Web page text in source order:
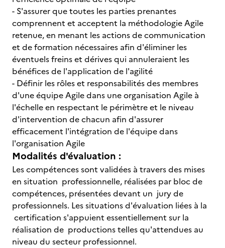
- S'assurer que toutes les parties prenantes
comprennent et acceptent la méthodologie Agile
retenue, en menant les actions de communication
et de formation nécessaires afin d'éliminer les
éventuels freins et dérives qui annuleraient les
bénéfices de l'application de l'agilité
- Définir les rôles et responsabilités des membres
d'une équipe Agile dans une organisation Agile à
l'échelle en respectant le périmètre et le niveau
d'intervention de chacun afin d'assurer
efficacement l'intégration de l'équipe dans
l'organisation Agile
Modalités d'évaluation :
Les compétences sont validées à travers des mises
en situation professionnelle, réalisées par bloc de
compétences, présentées devant un jury de
professionnels. Les situations d'évaluation liées à la
certification s'appuient essentiellement sur la
réalisation de productions telles qu'attendues au
niveau du secteur professionnel.